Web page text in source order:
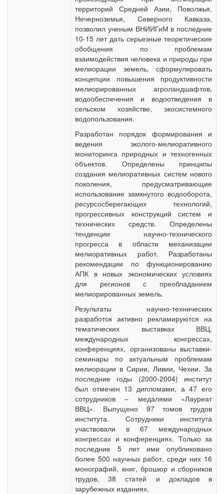
территорий Средней Азии, Поволжья,
Нечерноземья, Северного Кавказа,
позволил ученым ВНИИГиМ в последние
10-15 лет дать серьезные теоретические
обобщения по проблемам
взаимодействия человека и природы при
мелиорации земель, сформулировать
концепции повышения продуктивности
мелиорированных агроландшафтов,
водообеспечения и водоотведения в
сельском хозяйстве, экосистемного
водопользования.
Разработан порядок формирования и
ведения эколого-мелиоративного
мониторинга природных и техногенных
объектов. Определены принципы
создания мелиоративных систем нового
поколения, предусматривающие
использование замкнутого водооборота,
ресурсосберегающих технологий,
прогрессивных конструкций систем и
технических средств. Определены
тенденции научно-технического
прогресса в области механизации
мелиоративных работ. Разработаны
рекомендации по функционированию
АПК в новых экономических условиях
для регионов с преобладанием
мелиорированных земель.
Результаты научно-технических
разработок активно рекламируются на
тематических выставках ВВЦ,
международных конгрессах,
конференциях, организованы выставки-
семинары по актуальным проблемам
мелиорации в Сирии, Ливии, Чехии. За
последние годы (2000-2004) институт
был отмечен 13 дипломами, а 47 его
сотрудников – медалями «Лауреат
ВВЦ». Выпущено 97 томов трудов
института. Сотрудники института
участвовали в 67 международных
конгрессах и конференциях. Только за
последние 5 лет ими опубликовано
более 500 научных работ, среди них 16
монографий, книг, брошюр и сборников
трудов, 38 статей и докладов в
зарубежных изданиях.